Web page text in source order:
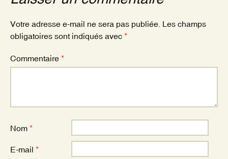
Votre adresse e-mail ne sera pas publiée. Les champs
obligatoires sont indiqués avec *
Commentaire *
Nom *
E-mail *